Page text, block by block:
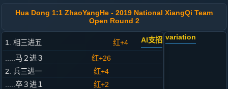
Hua Dong 1:1 ZhaoYangHe - 2019 National XiangQi Team
Open Round 2
1. 相三进五 红+4 AI支招
.....马２进３
红+26
2. 兵三进一
红+4
.....卒３进１
红+2
variation